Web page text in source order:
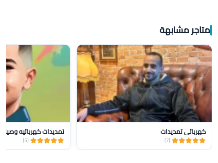
متاجر مشابهة
كهربائي تمديدات
(7)
تمديدات كهربائيه
(5)